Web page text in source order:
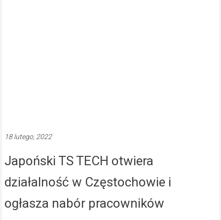
18 lutego, 2022
Japoński TS TECH otwiera
działalność w Częstochowie i
ogłasza nabór pracowników